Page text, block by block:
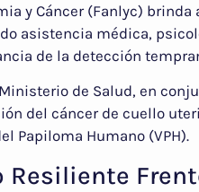
y Cáncer (Fanlyc)
asistencia médica,
de la detección
de Salud, en
del cáncer de cuello
Papiloma Humano (VPH).
Resiliente